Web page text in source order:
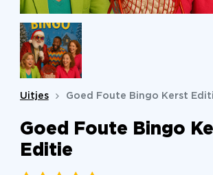
Uitjes Goed Foute Bingo Kerst
Goed Foute Bingo
Editie